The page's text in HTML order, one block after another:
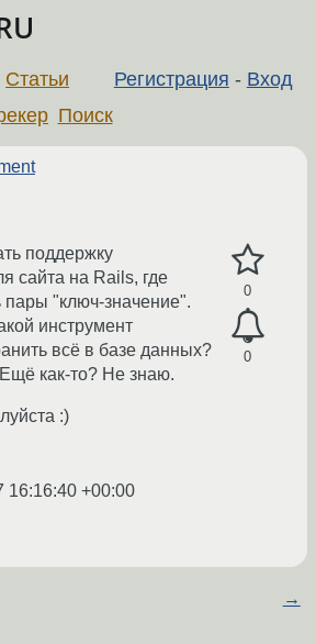
Регистрация - Вход
Статьи
Поиск
0
0
поддержку
сайта на Rails, где
пары "ключ-значение".
инструмент
всё в базе данных?
как-то? Не знаю.
:)
16:16:40 +00:00
→